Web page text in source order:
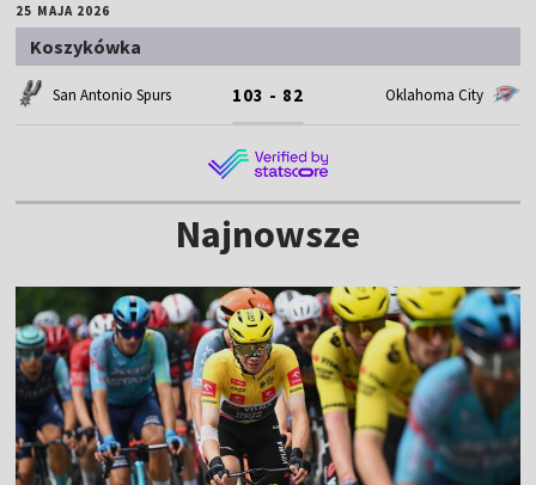
25 MAJA 2026
Koszykówka
San Antonio Spurs 103 - 82 Oklahoma City
Najnowsze